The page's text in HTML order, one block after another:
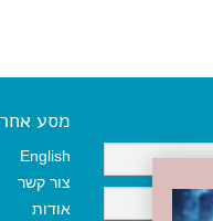
מסע אחר
English
צור קשר
אודות